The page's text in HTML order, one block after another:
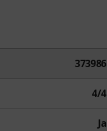
373986
4/4
Ja